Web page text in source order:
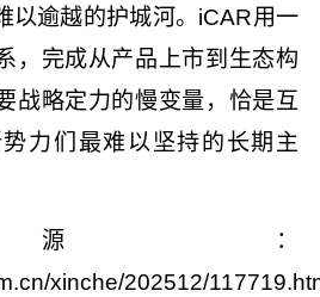
以逾越的护城河。iCAR用一
，完成从产品上市到生态构
战略定力的慢变量，恰是互
力们最难以坚持的长期主
：
xinche/202512/